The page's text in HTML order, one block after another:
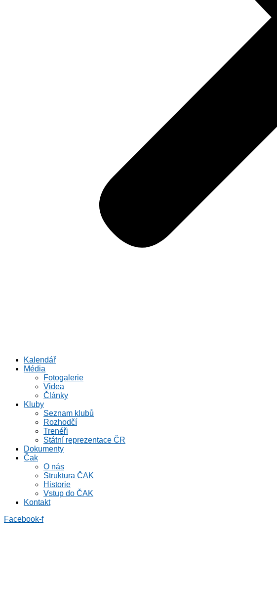
Kalendář
Média
Fotogalerie
Videa
Články
Kluby
Seznam klubů
Rozhodčí
Trenéři
Státní reprezentace ČR
Dokumenty
Čak
O nás
Struktura ČAK
Historie
Vstup do ČAK
Kontakt
Facebook-f